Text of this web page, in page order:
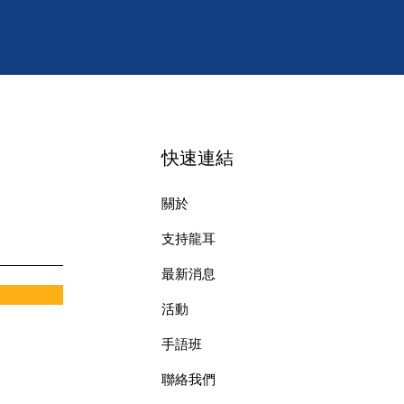
快速連結
關於
支持龍耳
最新消息
​活動
手語班
​聯絡我們